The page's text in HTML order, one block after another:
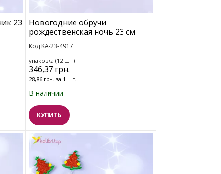
23
Новогодние обручи
рождественская ночь 23 см
Код KA-23-4917
упаковка (12 шт.)
346,37 грн.
28,86 грн. за 1 шт.
В наличии
КУПИТЬ